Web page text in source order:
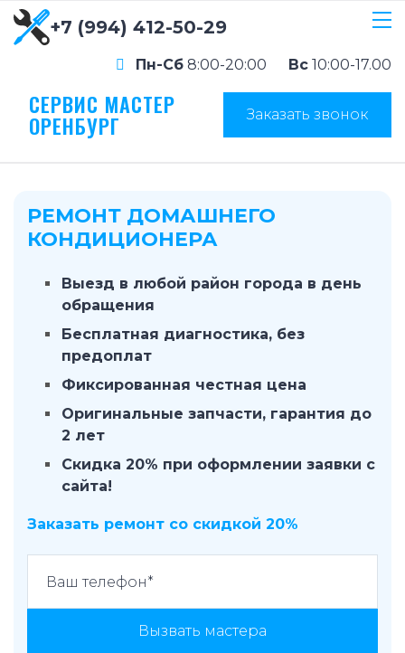
+7 (994) 412-50-29
Пн-Сб 8:00-20:00 Вс 10:00-17.00
СЕРВИС МАСТЕР
ОРЕНБУРГ Заказать звонок
РЕМОНТ ДОМАШНЕГО
КОНДИЦИОНЕРА
Выезд в любой район города в день
обращения
Бесплатная диагностика, без
предоплат
Фиксированная честная цена
Оригинальные запчасти, гарантия до
2 лет
Скидка 20% при оформлении заявки с
сайта!
Заказать ремонт со скидкой 20%
Вызвать мастера